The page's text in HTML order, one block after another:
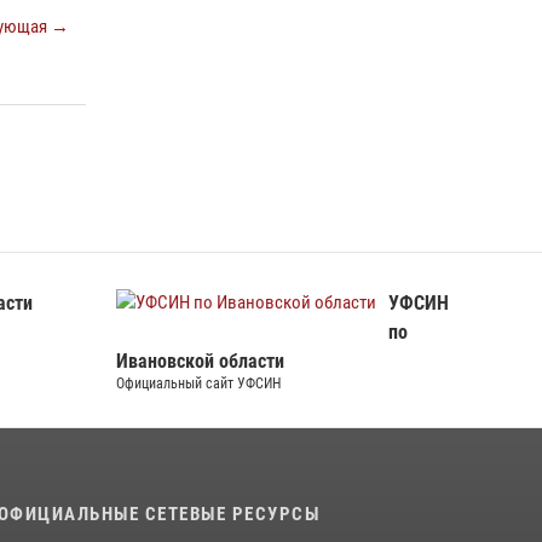
→
УФСИН
по
Ивановской области
Официальный сайт УФСИН
СЕТЕВЫЕ РЕСУРСЫ